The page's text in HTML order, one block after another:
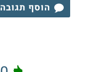
הוסף תגובה